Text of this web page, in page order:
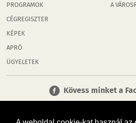
PROGRAMOK
CÉGREGISZTER
KÉPEK
APRÓ
ÜGYELETEK
A
Kövess minket a